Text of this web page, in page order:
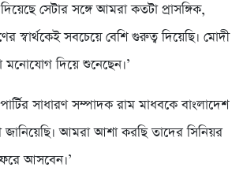
সেটার সঙ্গে আমরা কতটা প্রাসঙ্গিক,
স্বার্থকেই সবচেয়ে বেশি গুরুত্ব দিয়েছি। মোদী
দিয়ে শুনেছেন।’
সাধারণ সম্পাদক রাম মাধবকে বাংলাদেশ
আমরা আশা করছি তাদের সিনিয়র
আসবেন।’